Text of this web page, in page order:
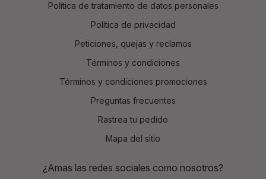
Política de tratamiento de datos personales
Política de privacidad
Peticiones, quejas y reclamos
Términos y condiciones
Términos y condiciones promociones
Preguntas frecuentes
Rastrea tu pedido
Mapa del sitio
¿Amas las redes sociales como nosotros?